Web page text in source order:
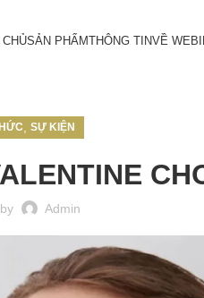
CHỦSẢN PHẨMTHÔNG TINVỀ
SỰ KIỆN
Admin